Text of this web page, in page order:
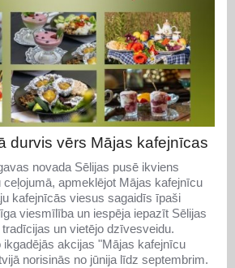
durvis vērs Mājas kafejnīcas
novada Sēlijas pusē ikviens
apmeklējot Mājas kafejnīcu
kafejnīcās viesus sagaidīs īpaši
viesmīlība un iespēja iepazīt Sēlijas
un vietējo dzīvesveidu.
ikgadējās akcijas "Mājas kafejnīcu
norisinās no jūnija līdz septembrim.